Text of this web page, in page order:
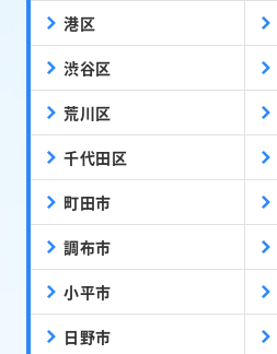
港区
渋谷区
荒川区
千代田区
町田市
調布市
小平市
日野市